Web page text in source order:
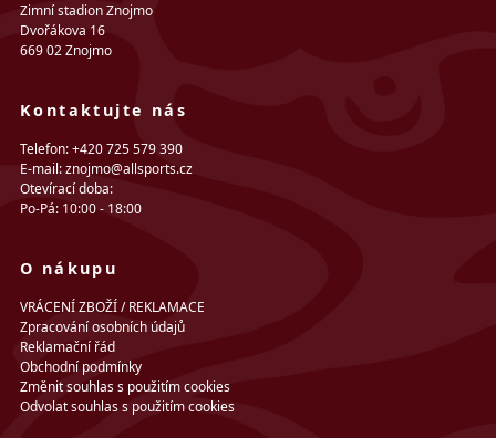
Zimní stadion Znojmo
Dvořákova 16
669 02 Znojmo
Kontaktujte nás
Telefon: +420 725 579 390
E-mail: znojmo@allsports.cz
Otevírací doba:
Po-Pá: 10:00 - 18:00
O nákupu
VRÁCENÍ ZBOŽÍ / REKLAMACE
Zpracování osobních údajů
Reklamační řád
Obchodní podmínky
Změnit souhlas s použitím cookies
Odvolat souhlas s použitím cookies